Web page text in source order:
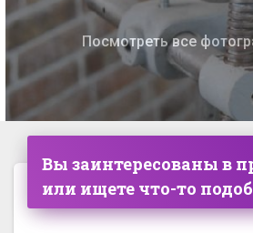
Посмотреть все
Вы заинтересованы в
или ищете что-то